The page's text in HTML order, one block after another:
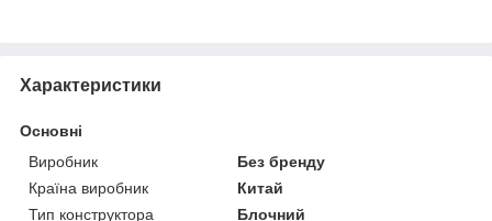
Характеристики
Основні
Виробник
Без бренду
Країна виробник
Китай
Тип конструктора
Блочний